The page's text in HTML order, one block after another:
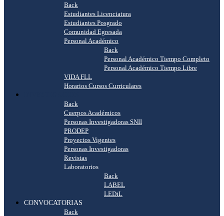
Back
Estudiantes Licenciatura
Estudiantes Posgrado
Comunidad Egresada
Personal Académico
Back
Personal Académico Tiempo Completo
Personal Académico Tiempo Libre
VIDA FLL
Horarios Cursos Curriculares
Back
Cuerpos Académicos
Personas Investigadoras SNII
PRODEP
Proyectos Vigentes
Personas Investigadoras
Revistas
Laboratorios
Back
LABEL
LEDiL
CONVOCATORIAS
Back